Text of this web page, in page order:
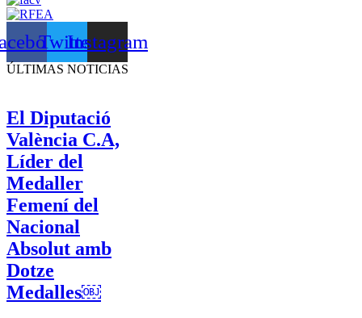
TwitterInstagram
ÚLTIMAS NOTICIAS
El Diputació
València C.A,
Líder del
Medaller
Femení del
Nacional
Absolut amb
Dotze
Medalles￼